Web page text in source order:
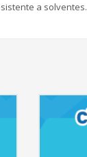
a solventes.